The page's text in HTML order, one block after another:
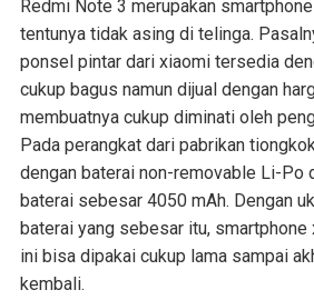
Redmi Note 3 merupakan
tentunya tidak asing di telinga.
ponsel pintar dari xiaomi tersedia
cukup bagus namun dijual dengan
membuatnya cukup diminati oleh
Pada perangkat dari pabrikan
dengan baterai non-removable Li-Po
baterai sebesar 4050 mAh. Dengan
baterai yang sebesar itu, smartphone
ini bisa dipakai cukup lama sampai
kembali.